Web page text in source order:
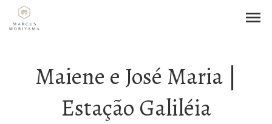
menu
Maiene e José Maria |
Estação Galiléia